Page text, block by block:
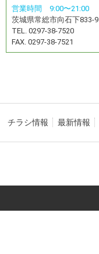
営業時間 9:00〜21:00
茨城県常総市向石下833-9
TEL. 0297-38-7520
FAX. 0297-38-7521
チラシ情報 最新情報